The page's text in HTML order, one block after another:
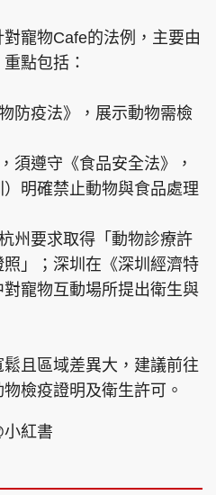
寵物Cafe的法例，主要由
點包括：
防疫法》，展示動物需檢
須遵守《食品安全法》，
明確禁止動物與食品處理
州要求取得「動物診療許
」；深圳在《深圳經濟特
寵物互動場所提出衛生與
且區域差異大，建議前往
檢疫證明及衛生許可。
小紅書